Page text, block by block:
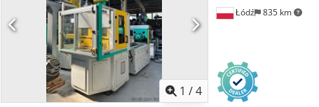
1 /4
Łódź 835 km